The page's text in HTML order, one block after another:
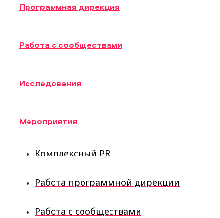
Программная дирекция
Работа с сообществами
Исследования
Мероприятия
Комплексный PR
Работа программной дирекции
Работа с сообществами